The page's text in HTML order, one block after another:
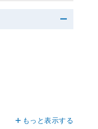
もっと表示する